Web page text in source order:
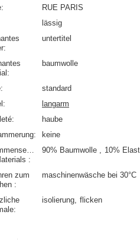
RUE PARIS
lässig
untertitel
baumwolle
standard
langarm
haube
keine
90% Baumwolle 10%
zum
maschinenwäsche bei 30°C
isolierung flicken